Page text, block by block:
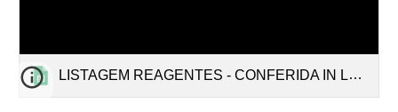
LISTAGEM REAGENTES - CONFERIDA IN LOCO EM 21MAR2017.xlsx